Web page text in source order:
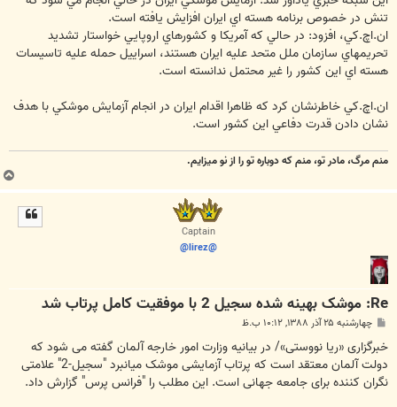
تنش در خصوص برنامه هسته اي ايران افزايش يافته است.
ان.اچ.کي، افزود: در حالي که آمريکا و کشورهاي اروپايي خواستار تشديد
تحريمهاي سازمان ملل متحد عليه ايران هستند، اسراييل حمله عليه تاسيسات
هسته اي اين کشور را غير محتمل ندانسته است.
ان.اچ.کي خاطرنشان کرد که ظاهرا اقدام ايران در انجام آزمايش موشکي با هدف
نشان دادن قدرت دفاعي اين کشور است.
منم مرگ، مادر تو، منم که دوباره تو را از نو میزایم.
Captain
@lirez@
Re: موشک بهينه‌ شده سجيل 2 با موفقيت کامل پرتاب شد
س
ت
چهارشنبه ۲۵ آذر ۱۳۸۸, ۱۰:۱۲ ب.ظ
خبرگزاری «ریا نووستی»/ در بیانیه وزارت امور خارجه آلمان گفته می شود که
دولت آلمان معتقد است که پرتاب آزمایشی موشک میانبرد "سجیل-2" علامتی
نگران کننده برای جامعه جهانی است. این مطلب را "فرانس پرس" گزارش داد.